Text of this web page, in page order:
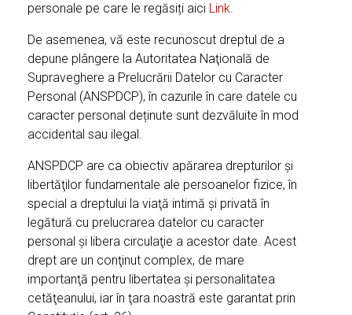
personale pe care le regăsiți aici Link.
De asemenea, vă este recunoscut dreptul de a
depune plângere la Autoritatea Naţională de
Supraveghere a Prelucrării Datelor cu Caracter
Personal (ANSPDCP), în cazurile în care datele cu
caracter personal deținute sunt dezvăluite în mod
accidental sau ilegal.
ANSPDCP are ca obiectiv apărarea drepturilor şi
libertăţilor fundamentale ale persoanelor fizice, în
special a dreptului la viaţă intimă şi privată în
legătură cu prelucrarea datelor cu caracter
personal şi libera circulaţie a acestor date. Acest
drept are un conţinut complex, de mare
importanţă pentru libertatea şi personalitatea
cetăţeanului, iar în ţara noastră este garantat prin